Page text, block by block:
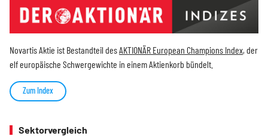
Novartis Aktie ist Bestandteil desAKTIONÄR European Champions Index, der
elf europäische Schwergewichte in einem Aktienkorb bündelt.
Zum Index
Sektorvergleich